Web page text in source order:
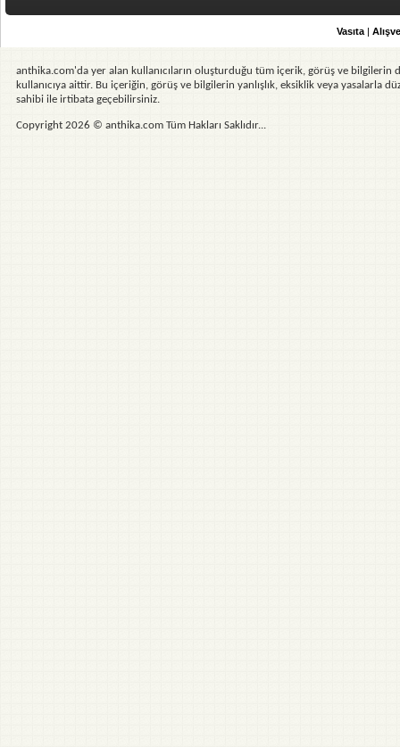
anthika.com'da yer alan kullanıcıların oluşturduğu tüm içerik, görüş ve
kullanıcıya aittir. Bu içeriğin, görüş ve bilgilerin yanlışlık, eksiklik veya yasalarla
sahibi ile irtibata geçebilirsiniz.
Copyright 2026 © anthika.com Tüm Hakları Saklıdır...
Vasıta |